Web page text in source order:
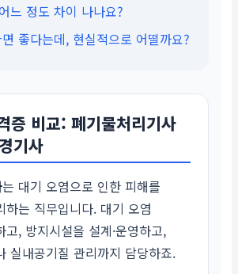
느 정도 차이 나나요?
좋다는데, 현실적으로 어떨까요?
증 비교: 폐기물처리기사
기사
는 대기 오염으로 인한 피해를
하는 직무입니다. 대기 오염
고, 방지시설을 설계·운영하고,
실내공기질 관리까지 담당하죠.